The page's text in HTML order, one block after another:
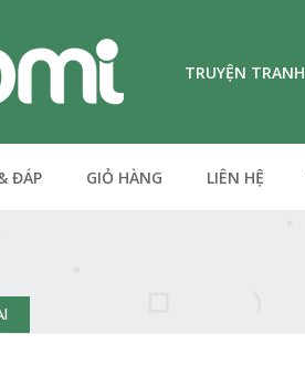
TRUYỆN TRANH
ĐÁP GIỎ HÀNG LIÊN HỆ